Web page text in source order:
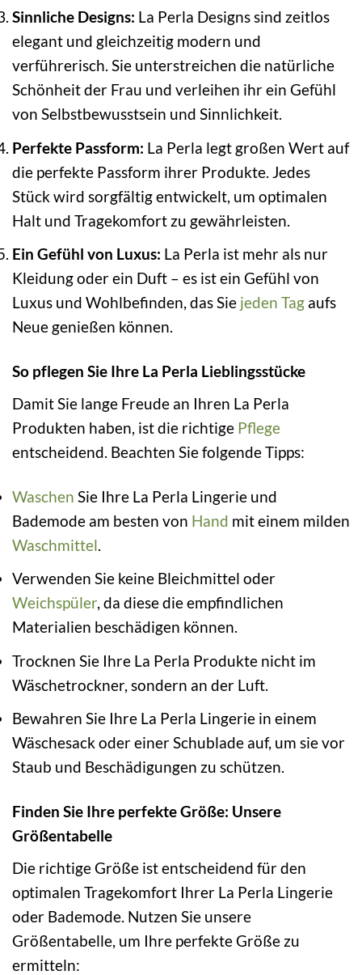
Sinnliche Designs: La Perla Designs sind zeitlos
elegant und gleichzeitig modern und
verführerisch. Sie unterstreichen die natürliche
Schönheit der Frau und verleihen ihr ein Gefühl
von Selbstbewusstsein und Sinnlichkeit.
Perfekte Passform: La Perla legt großen Wert auf
die perfekte Passform ihrer Produkte. Jedes
Stück wird sorgfältig entwickelt, um optimalen
Halt und Tragekomfort zu gewährleisten.
Ein Gefühl von Luxus: La Perla ist mehr als nur
Kleidung oder ein Duft – es ist ein Gefühl von
Luxus und Wohlbefinden, das Sie jeden Tag aufs
Neue genießen können.
So pflegen Sie Ihre La Perla Lieblingsstücke
Damit Sie lange Freude an Ihren La Perla
Produkten haben, ist die richtige Pflege
entscheidend. Beachten Sie folgende Tipps:
Waschen Sie Ihre La Perla Lingerie und
Bademode am besten von Hand mit einem milden
Waschmittel.
Verwenden Sie keine Bleichmittel oder
Weichspüler, da diese die empfindlichen
Materialien beschädigen können.
Trocknen Sie Ihre La Perla Produkte nicht im
Wäschetrockner, sondern an der Luft.
Bewahren Sie Ihre La Perla Lingerie in einem
Wäschesack oder einer Schublade auf, um sie vor
Staub und Beschädigungen zu schützen.
Finden Sie Ihre perfekte Größe: Unsere
Größentabelle
Die richtige Größe ist entscheidend für den
optimalen Tragekomfort Ihrer La Perla Lingerie
oder Bademode. Nutzen Sie unsere
Größentabelle, um Ihre perfekte Größe zu
ermitteln: